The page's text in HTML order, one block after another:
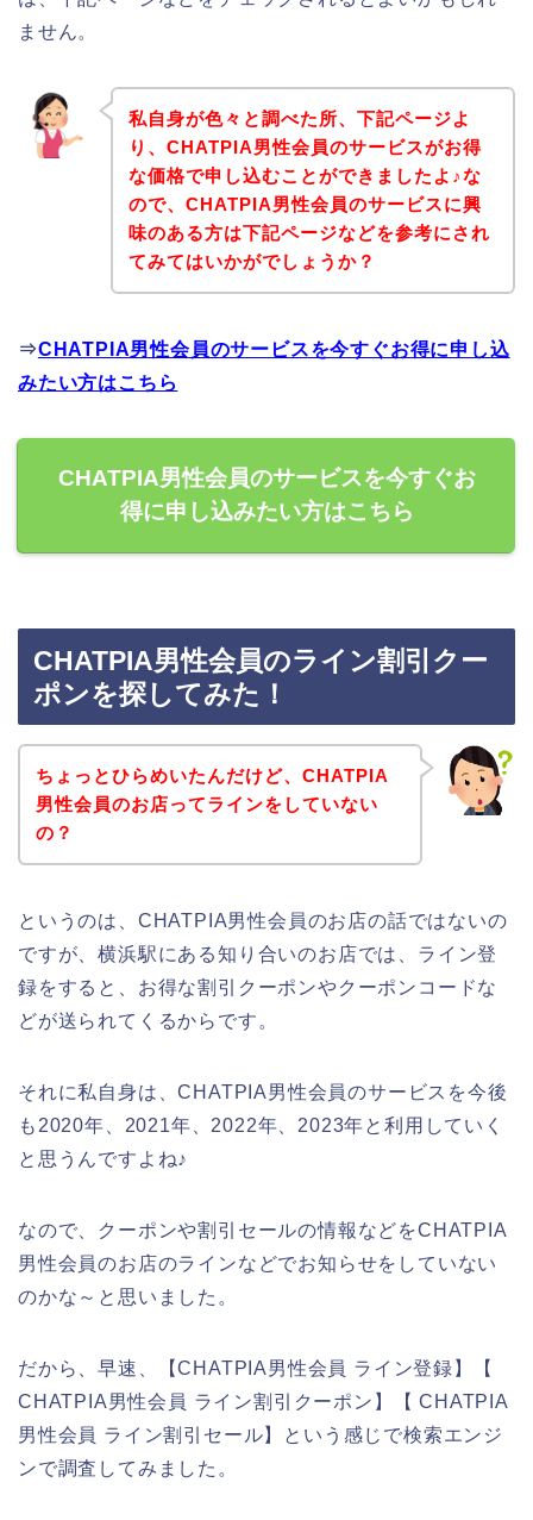
ません。
私自身が色々と調べた所、下記ページよ
り、CHATPIA男性会員のサービスがお得
な価格で申し込むことができましたよ♪な
ので、CHATPIA男性会員のサービスに興
味のある方は下記ページなどを参考にされ
てみてはいかがでしょうか？
⇒CHATPIA男性会員のサービスを今すぐお得に申し込
みたい方はこちら
CHATPIA男性会員のサービスを今すぐお
得に申し込みたい方はこちら
CHATPIA男性会員のライン割引クー
ポンを探してみた！
ちょっとひらめいたんだけど、CHATPIA
男性会員のお店ってラインをしていない
の？
というのは、CHATPIA男性会員のお店の話ではないの
ですが、横浜駅にある知り合いのお店では、ライン登
録をすると、お得な割引クーポンやクーポンコードな
どが送られてくるからです。
それに私自身は、CHATPIA男性会員のサービスを今後
も2020年、2021年、2022年、2023年と利用していく
と思うんですよね♪
なので、クーポンや割引セールの情報などをCHATPIA
男性会員のお店のラインなどでお知らせをしていない
のかな～と思いました。
だから、早速、【CHATPIA男性会員 ライン登録】【
CHATPIA男性会員 ライン割引クーポン】【 CHATPIA
男性会員 ライン割引セール】という感じで検索エンジ
ンで調査してみました。